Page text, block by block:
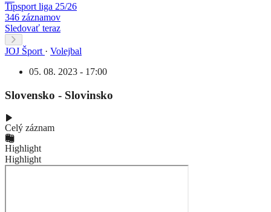
Tipsport liga 25/26
346 záznamov
Sledovať teraz
JOJ Šport · Volejbal
05. 08. 2023 - 17:00
Slovensko - Slovinsko
Celý záznam
Highlight
Highlight